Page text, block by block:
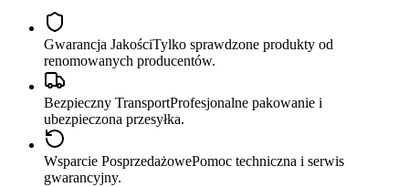
Gwarancja JakościTylko sprawdzone produkty od
renomowanych producentów.
Bezpieczny TransportProfesjonalne pakowanie i
ubezpieczona przesyłka.
Wsparcie PosprzedażowePomoc techniczna i serwis
gwarancyjny.